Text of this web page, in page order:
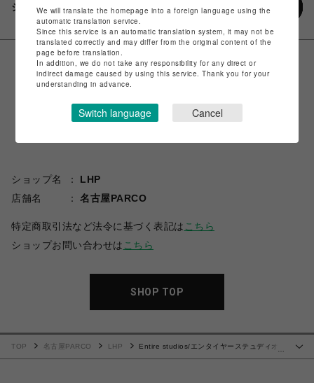
シェアする
ショップ名
LHP
店舗名
名古屋PARCO
特定商取引法など法令に基づく表記は こちら
ショップお問い合わせは こちら
SHOP TOP
…
TOP 名古屋PARCO LHP
Entire studios/エンタイヤーステュディオ
We will translate the homepage into a foreign language using the
automatic translation service.
Since this service is an automatic translation system, it may not be
translated correctly and may differ from the original content of the
page before translation.
In addition, we do not take any responsibility for any direct or
indirect damage caused by using this service. Thank you for your
understanding in advance.
Switch language Cancel